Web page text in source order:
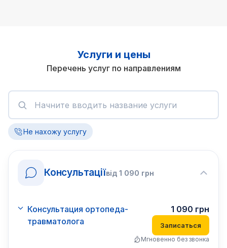
Услуги и цены
Перечень услуг по направлениям
Не нахожу услугу
Консультаціївід 1 090 грн
Консультация ортопеда-
травматолога
1 090 грн
Записаться
Мгновенно без звонка